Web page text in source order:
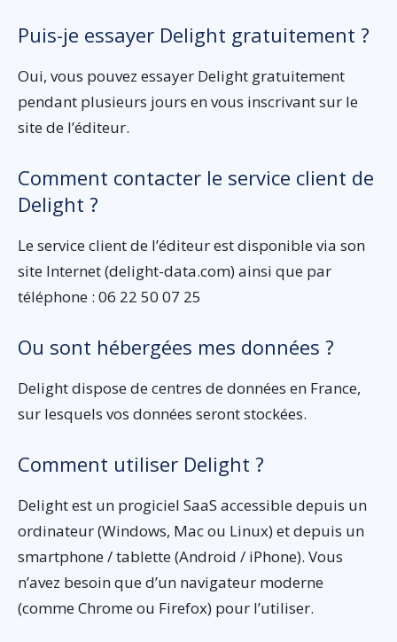
Puis-je essayer Delight gratuitement ?
Oui, vous pouvez essayer Delight gratuitement
pendant plusieurs jours en vous inscrivant sur le
site de l’éditeur.
Comment contacter le service client de
Delight ?
Le service client de l’éditeur est disponible via son
site Internet (delight-data.com) ainsi que par
téléphone : 06 22 50 07 25
Ou sont hébergées mes données ?
Delight dispose de centres de données en France,
sur lesquels vos données seront stockées.
Comment utiliser Delight ?
Delight est un progiciel SaaS accessible depuis un
ordinateur (Windows, Mac ou Linux) et depuis un
smartphone / tablette (Android / iPhone). Vous
n’avez besoin que d’un navigateur moderne
(comme Chrome ou Firefox) pour l’utiliser.